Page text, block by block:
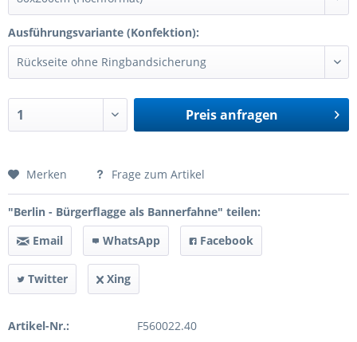
Ausführungsvariante (Konfektion):
Preis anfragen
Preis anfragen
Merken Frage zum Artikel
"Berlin - Bürgerflagge als Bannerfahne" teilen:
Email
WhatsApp Facebook
Twitter Xing
Artikel-Nr.: F560022.40